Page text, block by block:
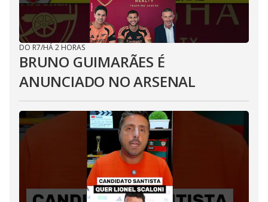
DO R7/HÁ 2 HORAS
BRUNO GUIMARÃES É
ANUNCIADO NO ARSENAL